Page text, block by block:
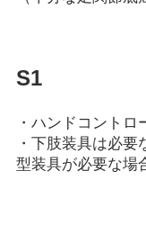
S1
・ハンドコント
・下肢装具は必
型装具が必要な場